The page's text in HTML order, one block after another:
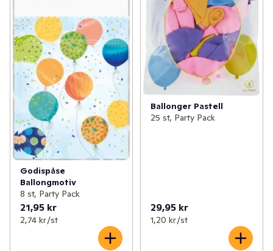
Godispåse
Ballongmotiv
8 st, Party Pack
21,95 kr
2,74 kr /st
Ballonger Pastell
25 st, Party Pack
29,95 kr
1,20 kr /st